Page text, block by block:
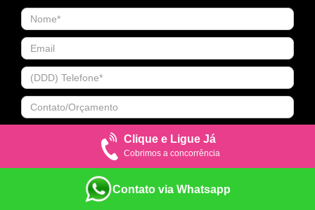
Clique e Ligue Já
Cobrimos a concorrência
Contato via Whatsapp